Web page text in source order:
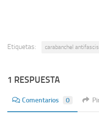
Etiquetas: carabanchel
1 RESPUESTA
Comentarios 0